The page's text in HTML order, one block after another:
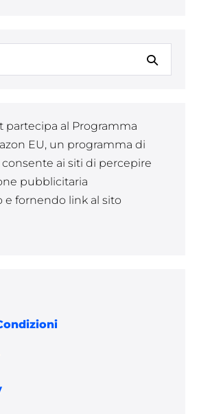
partecipa al Programma
EU, un programma di
ai siti di percepire
pubblicitaria
e fornendo link al sito